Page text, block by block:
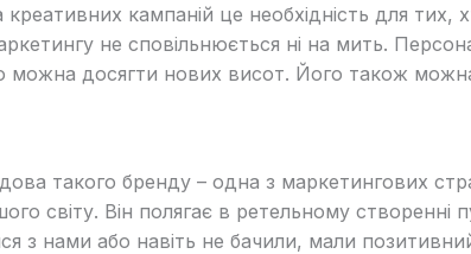
креативних кампаній це необхідність для
не сповільнюється ні на мить.
можна досягти нових висот. Його також
такого бренду – одна з маркетингових
світу. Він полягає в ретельному створенні
з нами або навіть не бачили, мали